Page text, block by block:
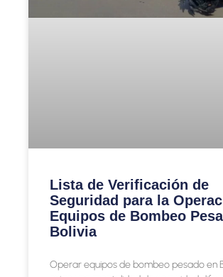
Lista de Verificación de
Seguridad para la
Equipos de Bombeo
Bolivia
Operar equipos de bombeo pesado en